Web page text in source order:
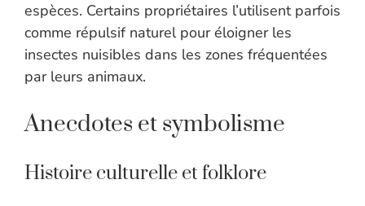
espèces. Certains propriétaires l’utilisent parfois
comme répulsif naturel pour éloigner les
insectes nuisibles dans les zones fréquentées
par leurs animaux.
Anecdotes et symbolisme
Histoire culturelle et folklore